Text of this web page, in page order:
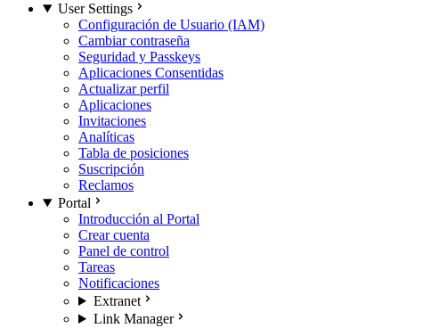
User Settings
Configuración de Usuario (IAM)
Cambiar contraseña
Seguridad y Passkeys
Aplicaciones Consentidas
Actualizar perfil
Aplicaciones
Invitaciones
Analíticas
Tabla de posiciones
Suscripción
Reclamos
Portal
Introducción al Portal
Crear cuenta
Panel de control
Tareas
Notificaciones
Extranet
Link Manager